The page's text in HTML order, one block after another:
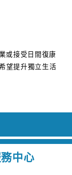
或接受日間復康
望提升獨立生活
中心